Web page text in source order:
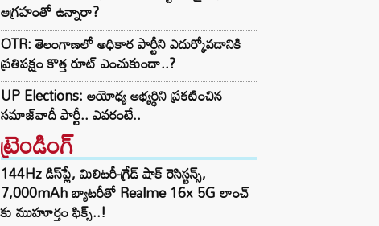
ఆగ్రహంతో ఉన్నారా?
OTR: తెలంగాణలో అధికార పార్టీని ఎదుర్కోవడానికి
ప్రతిపక్షం కొత్త రూట్‌ ఎంచుకుందా..?
UP Elections: అయోధ్య అభ్యర్థిని ప్రకటించిన
సమాజ్‌వాదీ పార్టీ.. ఎవరంటే..
ట్రెండింగ్‌
144Hz డిస్‌ప్లే, మిలిటరీ-గ్రేడ్ షాక్ రెసిస్టన్స్,
7,000mAh బ్యాటరీతో Realme 16x 5G లాంచ్
కు ముహూర్తం ఫిక్స్..!